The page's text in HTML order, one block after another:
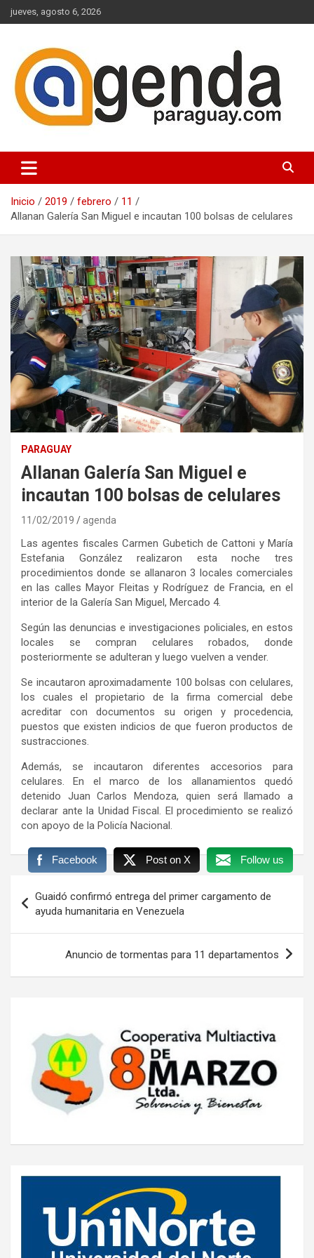
Saltar
al
jueves, agosto 6, 2026
Agenda Paraguay
Inicio 2019 febrero
11
Allanan Galería San Miguel e incautan 100 bolsas de celulares
PARAGUAY
Allanan Galería San Miguel e
incautan 100 bolsas de celulares
11/02/2019 agenda
Las agentes fiscales Carmen Gubetich de Cattoni y María
Estefania González realizaron esta noche tres
procedimientos donde se allanaron 3 locales comerciales
en las calles Mayor Fleitas y Rodríguez de Francia, en el
interior de la Galería San Miguel, Mercado 4.
Según las denuncias e investigaciones policiales, en estos
locales se compran celulares robados, donde
posteriormente se adulteran y luego vuelven a vender.
Se incautaron aproximadamente 100 bolsas con celulares,
los cuales el propietario de la firma comercial debe
acreditar con documentos su origen y procedencia,
puestos que existen indicios de que fueron productos de
sustracciones.
Además, se incautaron diferentes accesorios para
celulares. En el marco de los allanamientos quedó
detenido Juan Carlos Mendoza, quien será llamado a
declarar ante la Unidad Fiscal. El procedimiento se realizó
con apoyo de la Policía Nacional.
Facebook Post on X Follow us
de
entradas
Guaidó confirmó entrega del primer cargamento de
ayuda humanitaria en Venezuela
Anuncio de tormentas para 11 departamentos